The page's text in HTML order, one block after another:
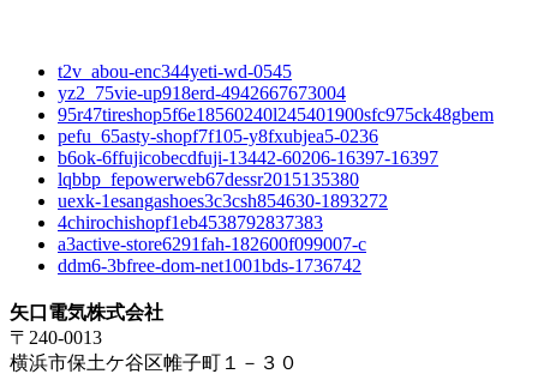
t2v_abou-enc344yeti-wd-0545
yz2_75vie-up918erd-4942667673004
95r47tireshop5f6e18560240l245401900sfc975ck48gbem
pefu_65asty-shopf7f105-y8fxubjea5-0236
b6ok-6ffujicobecdfuji-13442-60206-16397-16397
lqbbp_fepowerweb67dessr2015135380
uexk-1esangashoes3c3csh854630-1893272
4chirochishopf1eb4538792837383
a3active-store6291fah-182600f099007-c
ddm6-3bfree-dom-net1001bds-1736742
矢口電気株式会社
〒240-0013
横浜市保土ケ谷区帷子町１－３０